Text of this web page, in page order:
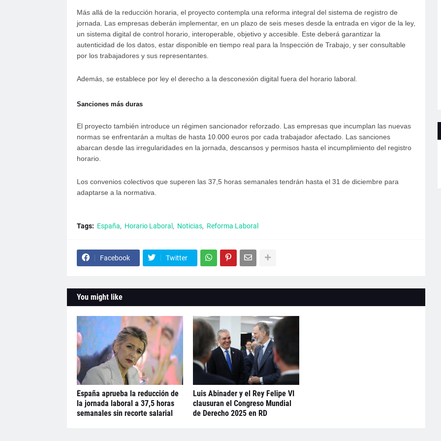
Más allá de la reducción horaria, el proyecto contempla una reforma integral del sistema de registro de
jornada. Las empresas deberán implementar, en un plazo de seis meses desde la entrada en vigor de la ley,
un sistema digital de control horario, interoperable, objetivo y accesible. Este deberá garantizar la
autenticidad de los datos, estar disponible en tiempo real para la Inspección de Trabajo, y ser consultable
por los trabajadores y sus representantes.
Además, se establece por ley el derecho a la desconexión digital fuera del horario laboral.
Sanciones más duras
El proyecto también introduce un régimen sancionador reforzado. Las empresas que incumplan las nuevas
normas se enfrentarán a multas de hasta 10.000 euros por cada trabajador afectado. Las sanciones
abarcan desde las irregularidades en la jornada, descansos y permisos hasta el incumplimiento del registro
horario.
Los convenios colectivos que superen las 37,5 horas semanales tendrán hasta el 31 de diciembre para
adaptarse a la normativa.
Tags: España Horario Laboral Noticias Reforma Laboral
Facebook Twitter
You might like
España aprueba la reducción de
la jornada laboral a 37,5 horas
semanales sin recorte salarial
Luis Abinader y el Rey Felipe VI
clausuran el Congreso Mundial
de Derecho 2025 en RD